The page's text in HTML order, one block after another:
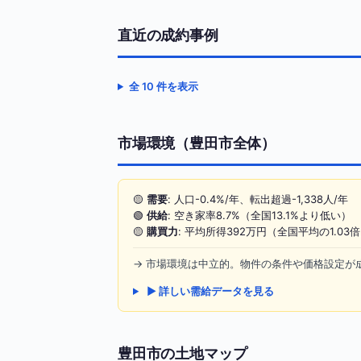
直近の成約事例
全 10 件を表示
市場環境（豊田市全体）
🟡 需要: 人口-0.4%/年、転出超過-1,338人/年
🟢 供給: 空き家率8.7%（全国13.1%より低い）
🟡 購買力: 平均所得392万円（全国平均の1.03倍
→ 市場環境は中立的。物件の条件や価格設定が
▶ 詳しい需給データを見る
豊田市の土地マップ